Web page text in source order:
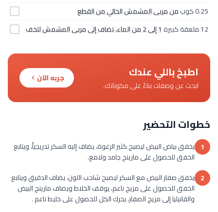
0.25 كوب
من مربى المشمش الخالي من القطع
12 ملعقة كبيرة
1 إلى 2 من الماء، تضاف إلى مربى المشمش لتخف
اطبخ باللي عندك
ابحث عن وصفات بناءً على مكوناتك.
جربه الآن
خطوات التحضير
1 يخفق بياض البيض ليصبح كثير الرغوة، يضاف إليه السكر تدريجياً، ويتابع
الخفق للحصول على مارينج جامد ولامع.
2 يخفق صفار البيض مع السكر ليصبح شاحب اللون، يضاف الدقيق ويتابع
الخفق للحصول على مزيج ناعم، يوقف الخلاط ويضاف مارينج البيض
والفانيليا إلى مزيج الصفار، يحرك الكل للحصول على خليط ناعم .